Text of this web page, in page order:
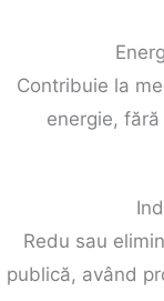
Contribuie la
energie,
Redu sau
publică, având